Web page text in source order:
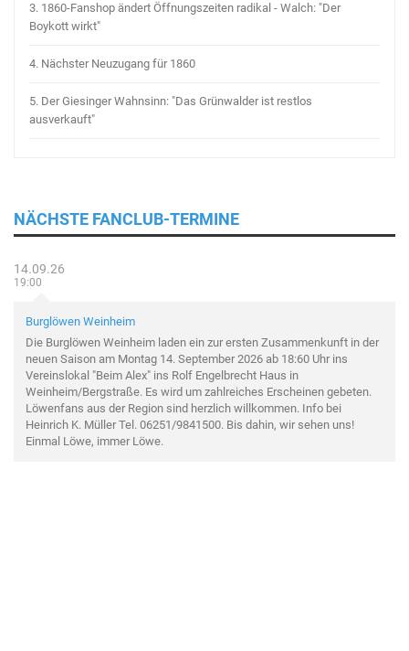
3. 1860-Fanshop ändert Öffnungszeiten radikal - Walch: "Der
Boykott wirkt"
4. Nächster Neuzugang für 1860
5. Der Giesinger Wahnsinn: "Das Grünwalder ist restlos
ausverkauft"
NÄCHSTE FANCLUB-TERMINE
14.09.26
19:00
Burglöwen Weinheim
Die Burglöwen Weinheim laden ein zur ersten Zusammenkunft in der
neuen Saison am Montag 14. September 2026 ab 18:60 Uhr ins
Vereinslokal "Beim Alex" ins Rolf Engelbrecht Haus in
Weinheim/Bergstraße. Es wird um zahlreiches Erscheinen gebeten.
Löwenfans aus der Region sind herzlich willkommen. Info bei
Heinrich K. Müller Tel. 06251/9841500. Bis dahin, wir sehen uns!
Einmal Löwe, immer Löwe.